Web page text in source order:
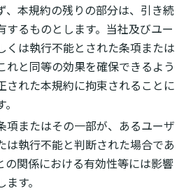
、本規約の残りの部分は、引き続
するものとします。当社及びユー
くは執行不能とされた条項または
れと同等の効果を確保できるよう
された本規約に拘束されることに
項またはその一部が、あるユーザ
は執行不能と判断された場合であ
の関係における有効性等には影響
す。